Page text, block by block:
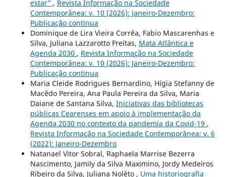
estar” , Revista Informação na Sociedade
Contemporânea: v. 10 (2026): Janeiro-Dezembro:
Publicação continua
Dominique de Lira Vieira Corrêa, Fabio Mascarenhas e
Silva, Juliana Lazzarotto Freitas, Mata Atlântica e
Agenda 2030 , Revista Informação na Sociedade
Contemporânea: v. 10 (2026): Janeiro-Dezembro:
Publicação continua
Maria Cleide Rodrigues Bernardino, Hígia Stefanny de
Macêdo Pereira, Ana Paula Pereira da Silva, Maria
Daiane de Santana Silva, Iniciativas das bibliotecas
públicas Cearenses em apoio à implementação da
Agenda 2030 no contexto da pandemia da Covid-19 ,
Revista Informação na Sociedade Contemporânea: v. 6
(2022): Janeiro-Dezembro
Natanael Vitor Sobral, Raphaela Marrise Bezerra
Nascimento, Jamily da Silva Maximino, Jordy Medeiros
Ribeiro da Silva, Juliana Nolêto , Uma historiografia